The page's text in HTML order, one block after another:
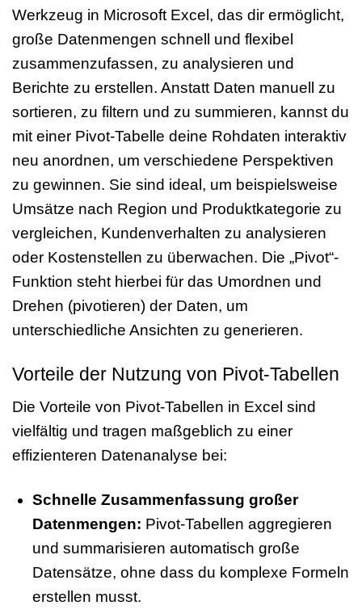
Werkzeug in Microsoft Excel, das dir ermöglicht,
große Datenmengen schnell und flexibel
zusammenzufassen, zu analysieren und
Berichte zu erstellen. Anstatt Daten manuell zu
sortieren, zu filtern und zu summieren, kannst du
mit einer Pivot-Tabelle deine Rohdaten interaktiv
neu anordnen, um verschiedene Perspektiven
zu gewinnen. Sie sind ideal, um beispielsweise
Umsätze nach Region und Produktkategorie zu
vergleichen, Kundenverhalten zu analysieren
oder Kostenstellen zu überwachen. Die „Pivot“-
Funktion steht hierbei für das Umordnen und
Drehen (pivotieren) der Daten, um
unterschiedliche Ansichten zu generieren.
Vorteile der Nutzung von Pivot-Tabellen
Die Vorteile von Pivot-Tabellen in Excel sind
vielfältig und tragen maßgeblich zu einer
effizienteren Datenanalyse bei:
Schnelle Zusammenfassung großer
Datenmengen: Pivot-Tabellen aggregieren
und summarisieren automatisch große
Datensätze, ohne dass du komplexe Formeln
erstellen musst.